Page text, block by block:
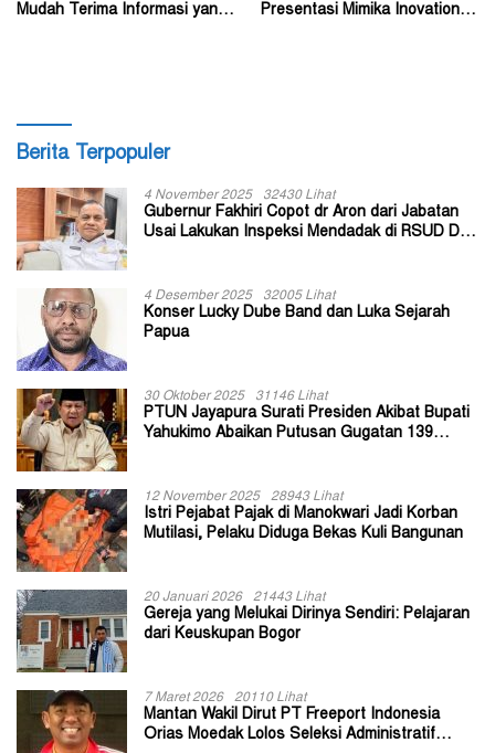
Mudah Terima Informasi yang
Presentasi Mimika Inovation
Berita Terpopuler
4 November 2025 32430 Lihat
Gubernur Fakhiri Copot dr Aron dari Jabatan
Usai Lakukan Inspeksi Mendadak di RSUD Dok
4 Desember 2025 32005 Lihat
Konser Lucky Dube Band dan Luka Sejarah
Papua
30 Oktober 2025 31146 Lihat
PTUN Jayapura Surati Presiden Akibat Bupati
Yahukimo Abaikan Putusan Gugatan 139
12 November 2025 28943 Lihat
Istri Pejabat Pajak di Manokwari Jadi Korban
Mutilasi, Pelaku Diduga Bekas Kuli Bangunan
20 Januari 2026 21443 Lihat
Gereja yang Melukai Dirinya Sendiri: Pelajaran
dari Keuskupan Bogor
7 Maret 2026 20110 Lihat
Mantan Wakil Dirut PT Freeport Indonesia
Orias Moedak Lolos Seleksi Administratif